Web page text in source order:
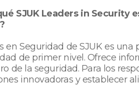
SJUK Leaders in Security
en Seguridad de SJUK es
de primer nivel. Ofrece
de la seguridad. Para los
innovadoras y establecer